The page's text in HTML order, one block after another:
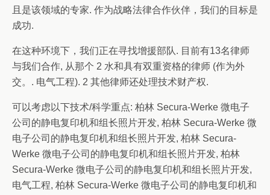
且是该领域的专家. 作为战略法律合作伙伴，我们的目标是
成功.
在这种环境下，我们正在寻找增援部队. 目前有13名律师
与我们合作, 从那个 2 水和具有双重资格的律师 (作为外
交。. 电气工程). 2 其他律师还处理技术财产权.
可以考虑以下技术/科学重点: 柏林 Secura-Werke 微电子
公司的静电复印机和组长照片开发, 柏林 Secura-Werke 微
电子公司的静电复印机和组长照片开发, 柏林 Secura-
Werke 微电子公司的静电复印机和组长照片开发, 柏林
Secura-Werke 微电子公司的静电复印机和组长照片开发,
电气工程, 柏林 Secura-Werke 微电子公司的静电复印机和